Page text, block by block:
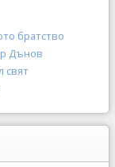
братство
Дънов
свят